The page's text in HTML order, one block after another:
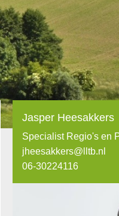
Jasper Heesakkers
Specialist Regio's en
jheesakkers@lltb.nl
06-30224116